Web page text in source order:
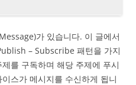
가 있습니다. 이 글에서
– Subscribe 패턴을 가지
를 구독하며 해당 주제에 푸시
스가 메시지를 수신하게 됩니